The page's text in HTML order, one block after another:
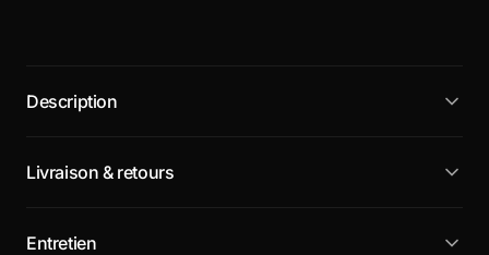
Description
Livraison & retours
Entretien